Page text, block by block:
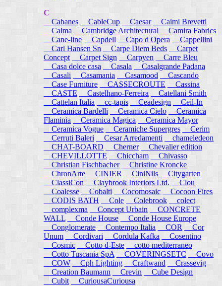
C
Cabanes
CableCup Caesar
Caimi Brevetti
Calma
Cambridge Architectural
Camira Fabrics
Cane-line
Capdell Capo d Opera
Cappellini
Carl Hansen Sn
Carpe Diem Beds
Carpet
Concept
Carpet Sign Carpyen
Carre Bleu
Casa dolce casa
Casala
Casalgrande Padana
Casali
Casamania Casamood
Cascando
Case Furniture
CASSECROUTE
Cassina
CASTE
Castelhano-Ferreira
Catellani Smith
Cattelan Italia
cc-tapis Ceadesign
Ceil-In
Ceramica Bardelli
Ceramica Cielo
Ceramica
Flaminia
Ceramica Magica
Ceramica Mayor
Ceramica Vogue
Ceramiche Supergres Cerim
Cerruti Baleri
Cesar Arredamenti
chameledeon
CHAT-BOARD
Cherner
Chevalier edition
CHEVILLOTTE
Chiccham
Chivasso
Christian Fischbacher
Christine Kroncke
ChronArte
CINIER CiniNils
Citygarten
ClassiCon
Claybrook Interiors Ltd.
Clou
Coalesse
Cobalti Cocomosaic
Cocoon Fires
CODIS BATH
Cole Colebrook
colect
complexma
Concept Urbain
CONCRETE
WALL
Conde House
Conde House Europe
Conglomerate
Contempo Italia COR
Cor
Unum
Cordivari Cordula Kafka
Cosentino
Cosmic
Cotto d-Este
cotto mediterraneo
Cotto Tuscania SpA
COVERINGSETC
Covo
COW
Cph Lighting Craftwand
Crassevig
Creation Baumann
Crevin
Cube Design
Cubit
CuriousaCuriousa